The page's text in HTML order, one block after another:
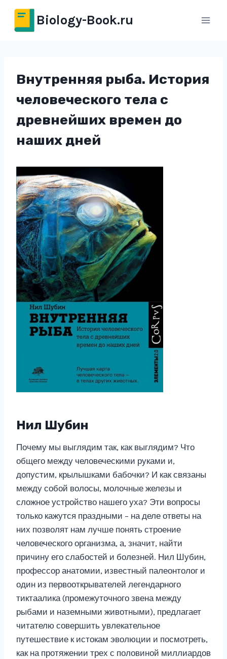
Перейти
содержимому
Biology-Book.ru
Внутренняя рыба. История
человеческого тела с
древнейших времен до
наших дней
Нил Шубин
Почему мы выглядим так, как выглядим? Что
общего между человеческими руками и,
допустим, крылышками бабочки? И как связаны
между собой волосы, молочные железы и
сложное устройство нашего уха? Эти вопросы
только кажутся праздными – на деле ответы на
них позволят нам лучше понять строение
человеческого организма, а, значит, найти
причину его слабостей и болезней. Нил Шубин,
профессор анатомии, известный палеонтолог и
один из первооткрывателей легендарного
тиктаалика (промежуточного звена между
рыбами и наземными животными), предлагает
читателю совершить увлекательное
путешествие к истокам эволюции и посмотреть,
как на протяжении трех с половиной миллиардов